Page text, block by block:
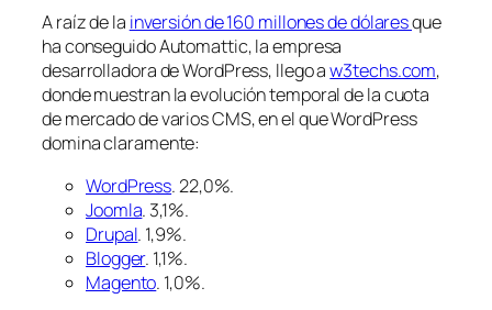
A raíz de la inversión de 160 millones de dólaresque
ha conseguido Automattic, la empresa
desarrolladora de WordPress, llego aw3techs.com,
donde muestran la evolución temporal de la cuota
de mercado de varios CMS, en el que WordPress
domina claramente:
WordPress. 22,0%.
Joomla. 3,1%.
Drupal. 1,9%.
Blogger. 1,1%.
Magento. 1,0%.